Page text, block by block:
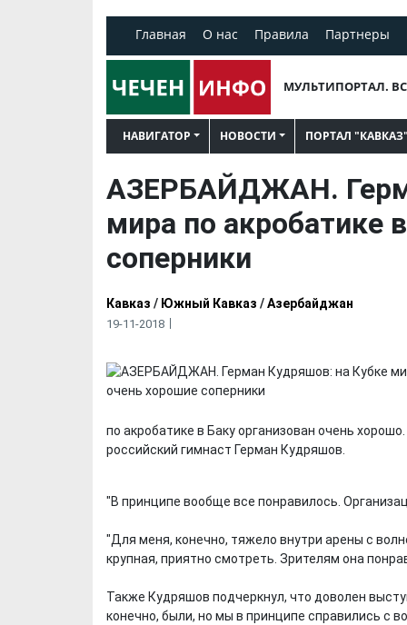
Главная О нас Правила Партнеры
МУЛЬТИПОРТАЛ.
НАВИГАТОР НОВОСТИ ПОРТАЛ "КАВКАЗ"
АЗЕРБАЙДЖАН.
мира по акробатике
соперники
Кавказ / Южный Кавказ /Азербайджан
19-11-2018
по акробатике в Баку организован очень
российский гимнаст Герман Кудряшов.
"В принципе вообще все понравилось.
"Для меня, конечно, тяжело внутри арены с
крупная, приятно смотреть. Зрителям она
Также Кудряшов подчеркнул, что доволен
конечно, были, но мы в принципе справились с